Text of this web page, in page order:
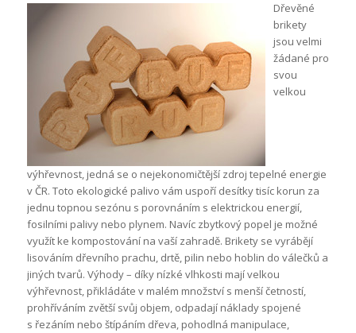
Dřevěné
brikety
jsou velmi
žádané pro
svou
velkou
výhřevnost, jedná se o nejekonomičtější zdroj tepelné energie
v ČR. Toto ekologické palivo vám uspoří desítky tisíc korun za
jednu topnou sezónu s porovnáním s elektrickou energií,
fosilními palivy nebo plynem. Navíc zbytkový popel je možné
využít ke kompostování na vaší zahradě. Brikety se vyrábějí
lisováním dřevního prachu, drtě, pilin nebo hoblin do válečků a
jiných tvarů. Výhody – díky nízké vlhkosti mají velkou
výhřevnost, přikládáte v malém množství s menší četností,
prohříváním zvětší svůj objem, odpadají náklady spojené
s řezáním nebo štípáním dřeva, pohodlná manipulace,